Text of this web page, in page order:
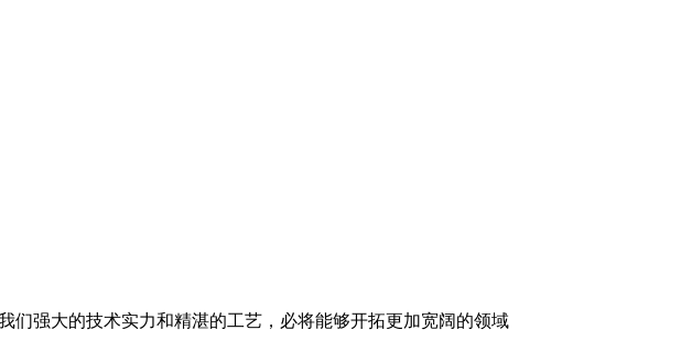
们强大的技术实力和精湛的工艺，必将能够开拓更加宽阔的领域